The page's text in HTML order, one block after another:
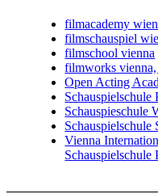
filmacademy wien
filmschauspiel
filmschool vienna
filmworks vienna,
Open Acting
Schauspielschule
Schauspieschule
Schauspielschule
Vienna
Schauspielschule